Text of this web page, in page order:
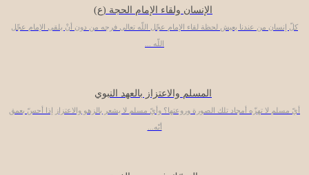
الإنسان ولقاء الإمام الحجة (ع)
كلّ إنسان من عندنا يعيش لحظة لقاء الإمام عجّل اللّه تعالى فرجه من دون أنْ يلقى الإمام عجّل
اللّه ...
المسلم والاعتزاز بالعهد النبوي
أيّ مسلم لا تهزّه أمجاد تلك الصورة وروعتها؟ وأيّ مسلم لا يشعر بالزهو والاعتزاز إذا أحسّ بعمق
أنّه...